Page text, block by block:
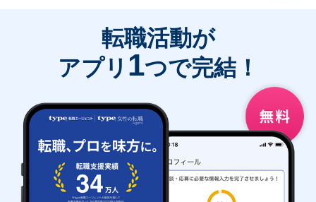
転職活動が
アプリ 1つで完結！